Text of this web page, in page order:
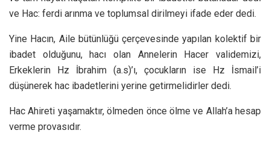
ve Hac: ferdi arınma ve toplumsal dirilmeyi ifade eder dedi.
Yine Hacın, Aile bütünlüğü çerçevesinde yapılan kolektif bir
ibadet olduğunu, hacı olan Annelerin Hacer validemizi,
Erkeklerin Hz İbrahim (a.s)’ı, çocukların ise Hz İsmail’i
düşünerek hac ibadetlerini yerine getirmelidirler dedi.
Hac Ahireti yaşamaktır, ölmeden önce ölme ve Allah’a hesap
verme provasıdır.